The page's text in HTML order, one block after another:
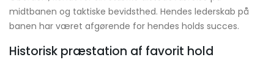
midtbanen og taktiske bevidsthed. Hendes lederskab på
banen har været afgørende for hendes holds succes.
Historisk præstation af favorit hold